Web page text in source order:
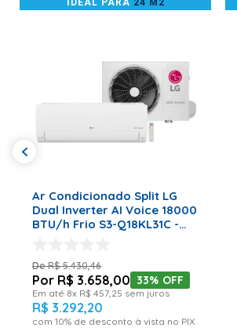
IDEAL PARA 24 M2
Ar Condicionado Split LG
Dual Inverter AI Voice 18000
BTU/h Frio S3-Q18KL31C -
R$ 5.430,46
R$ 3.658,00 33% OFF
Em até 8x R$ 457 25 sem juros
R$ 3.292,20
com10% de desconto à vista no PIX